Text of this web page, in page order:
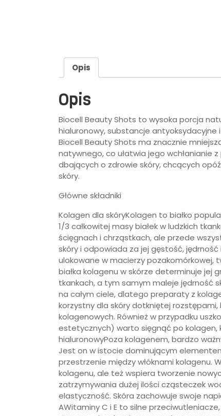
Opis
Opis
Biocell Beauty Shots to wysoka porcja
hialuronowy, substancje
Biocell Beauty Shots ma znacznie
natywnego, co ułatwia jego wchłanianie
dbających o zdrowie skóry, chcących
skóry.
Główne składniki
Kolagen dla skóryKolagen to białko
1/3 całkowitej masy białek w ludzkich
ścięgnach i chrząstkach, ale przede
skóry i odpowiada za jej gęstość,
ulokowane w macierzy pozakomórkowej,
białka kolagenu w skórze determinuje jej
tkankach, a tym samym maleje jędrność
na całym ciele, dlatego preparaty z
korzystny dla skóry dotkniętej rozstępami,
kolagenowych. Również w przypadku
estetycznych) warto sięgnąć po kolagen,
hialuronowyPoza kolagenem, bardzo
Jest on w istocie dominującym
przestrzenie między włóknami kolagenu.
kolagenu, ale też wspiera tworzenie
zatrzymywania dużej ilości cząsteczek
elastyczność. Skóra zachowuje swoje
AWitaminy C i E to silne